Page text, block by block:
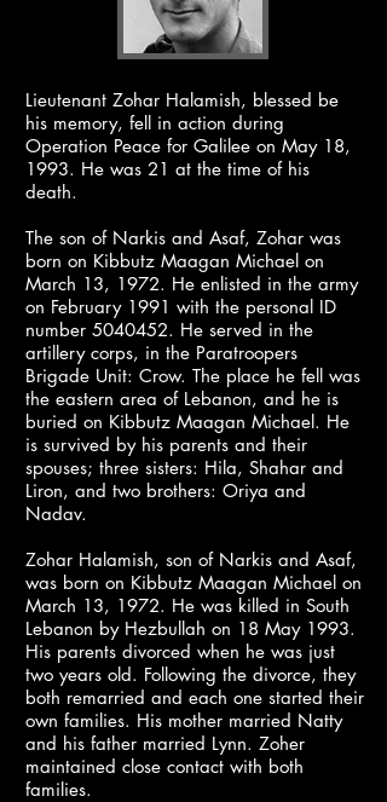
Lieutenant Zohar Halamish, blessed be
his memory, fell in action during
Operation Peace for Galilee on May 18,
1993. He was 21 at the time of his
death.
The son of Narkis and Asaf, Zohar was
born on Kibbutz Maagan Michael on
March 13, 1972. He enlisted in the army
on February 1991 with the personal ID
number 5040452. He served in the
artillery corps, in the Paratroopers
Brigade Unit: Crow. The place he fell was
the eastern area of Lebanon, and he is
buried on Kibbutz Maagan Michael. He
is survived by his parents and their
spouses; three sisters: Hila, Shahar and
Liron, and two brothers: Oriya and
Nadav.
Zohar Halamish, son of Narkis and Asaf,
was born on Kibbutz Maagan Michael on
March 13, 1972. He was killed in South
Lebanon by Hezbullah on 18 May 1993.
His parents divorced when he was just
two years old. Following the divorce, they
both remarried and each one started their
own families. His mother married Natty
and his father married Lynn. Zoher
maintained close contact with both
families.